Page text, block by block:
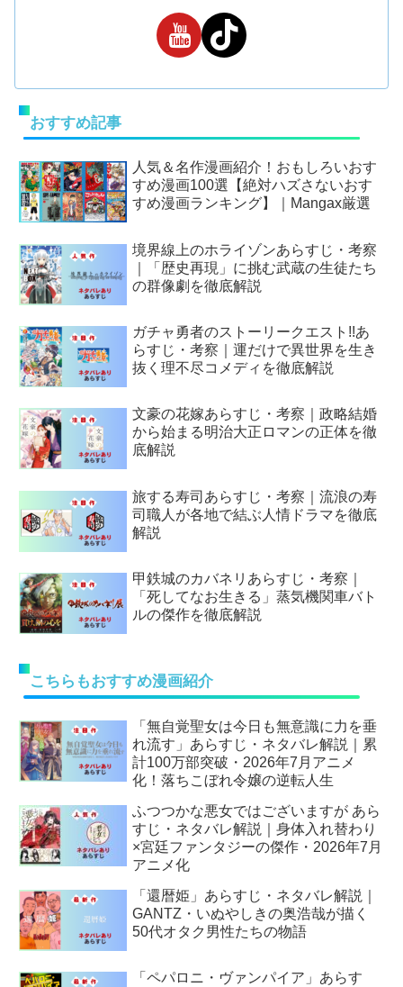
おすすめ記事
人気＆名作漫画紹介！おもしろいおす
すめ漫画100選【絶対ハズさないおす
すめ漫画ランキング】｜Mangax厳選
境界線上のホライゾンあらすじ・考察
｜「歴史再現」に挑む武蔵の生徒たち
の群像劇を徹底解説
ガチャ勇者のストーリークエスト!!あ
らすじ・考察｜運だけで異世界を生き
抜く理不尽コメディを徹底解説
文豪の花嫁あらすじ・考察｜政略結婚
から始まる明治大正ロマンの正体を徹
底解説
旅する寿司あらすじ・考察｜流浪の寿
司職人が各地で結ぶ人情ドラマを徹底
解説
甲鉄城のカバネリあらすじ・考察｜
「死してなお生きる」蒸気機関車バト
ルの傑作を徹底解説
こちらもおすすめ漫画紹介
「無自覚聖女は今日も無意識に力を垂
れ流す」あらすじ・ネタバレ解説｜累
計100万部突破・2026年7月アニメ
化！落ちこぼれ令嬢の逆転人生
ふつつかな悪女ではございますが あら
すじ・ネタバレ解説｜身体入れ替わり
×宮廷ファンタジーの傑作・2026年7月
アニメ化
「還暦姫」あらすじ・ネタバレ解説｜
GANTZ・いぬやしきの奥浩哉が描く
50代オタク男性たちの物語
「ペパロニ・ヴァンパイア」あらす